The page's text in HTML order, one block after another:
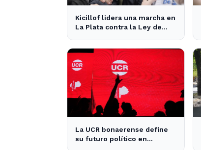
Kicillof lidera una marcha en
La Plata contra la Ley de
La UCR bonaerense define
su futuro político en